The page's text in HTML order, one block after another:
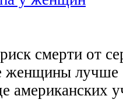
смерти от
лучше
американских